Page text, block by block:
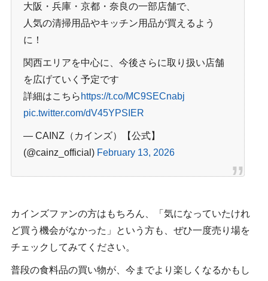
大阪・兵庫・京都・奈良の一部店舗で、
人気の清掃用品やキッチン用品が買えるよう
に！
関西エリアを中心に、今後さらに取り扱い店舗
を広げていく予定です
詳細はこちら https://t.co/MC9SECnabj
pic.twitter.com/dV45YPSIER
— CAINZ（カインズ）【公式】
(@cainz_official) February 13, 2026
カインズファンの方はもちろん、「気になっていたけれ
ど買う機会がなかった」という方も、ぜひ一度売り場を
チェックしてみてください。
普段の食料品の買い物が、今までより楽しくなるかもし